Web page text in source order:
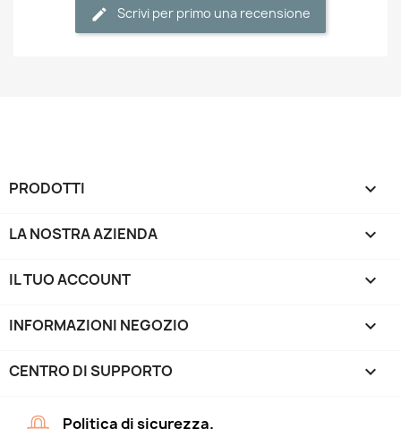
Scrivi per primo una recensione
PRODOTTI 
LA NOSTRA AZIENDA 
IL TUO ACCOUNT 
INFORMAZIONI NEGOZIO keyboard_arrow_down
CENTRO DI SUPPORTO 
Politica di sicurezza.